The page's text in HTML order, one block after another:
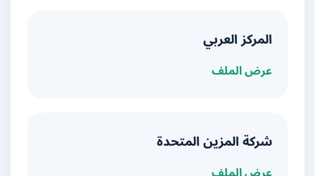
المركز العربي
عرض الملف
شركة المزين المتحدة